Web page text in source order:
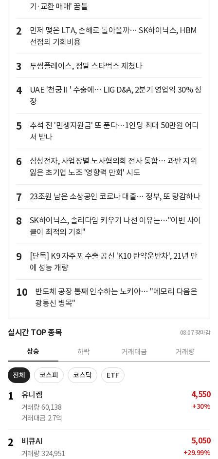
기·교환 매매' 꿈틀
2
먼저 맺은 LTA, 손해로 돌아올까… SK하이닉스, HBM
선점의 기회비용
3 투썸플레이스, 정말 스타벅스 제쳤나
4
UAE '천궁Ⅱ' 수출에… LIG D&A, 2분기 영업익 30% 성
장
5
추석 전 '민생지원금' 또 푼다…1인당 최대 50만원 어디
서 받나
6
삼성전자, 사업장별 노사협의회 전사 통합… 과반 지위
잃은 초기업 노조 '영향력 만회' 시도
7 23조원 남은 소상공인 코로나 대출… 정부, 또 탕감하나
8
SK하이닉스, 솔리다임 키우기 나선 이유는…"이번 사이
클이 최적의 기회"
9
[단독] K9 자주포 수출 공신 'K10 탄약운반차', 21년 만
에 성능 개량
10
반도체 공장 통째 인수하는 노키아… "메모리 다음은
광통신 병목"
실시간 TOP 종목 08.07 장마감
상승 하락 거래대금 거래량
전체 코스피 코스닥 ETF
1 유니켐
거래량 60,138
거래대금 2.7억
4,550
+30%
2 비큐AI
거래량 324,951
5,050
+29.99%